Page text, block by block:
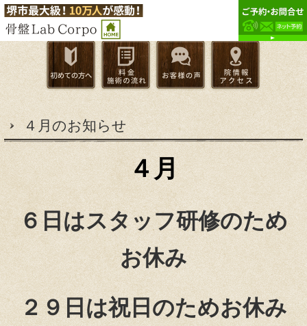
４月のお知らせ
４月
６日はスタッフ研修のため
お休み
２９日は祝日のためお休み